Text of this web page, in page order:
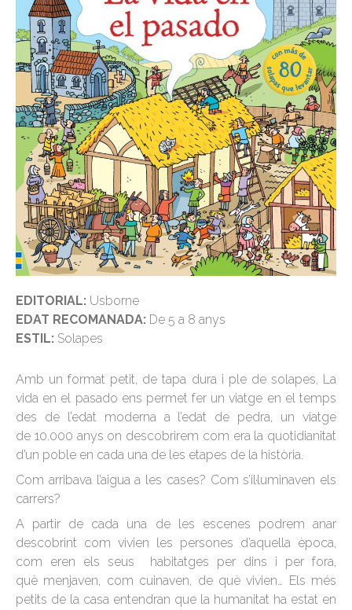
EDITORIAL: Usborne
EDAT RECOMANADA: De 5 a 8 anys
ESTIL: Solapes
Amb un format petit, de tapa dura i ple de solapes, La
vida en el pasado ens permet fer un viatge en el temps
des de l’edat moderna a l’edat de pedra, un viatge
de 10.000 anys on descobrirem com era la quotidianitat
d’un poble en cada una de les etapes de la història.
Com arribava l’aigua a les cases? Com s’il·luminaven els
carrers?
A partir de cada una de les escenes podrem anar
descobrint com vivien les persones d’aquella època,
com eren els seus habitatges per dins i per fora,
què menjaven, com cuinaven, de què vivien… Els més
petits de la casa entendran que la humanitat ha estat en